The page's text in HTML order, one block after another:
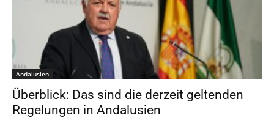
Andalusien
Überblick: Das sind die derzeit geltenden
Regelungen in Andalusien